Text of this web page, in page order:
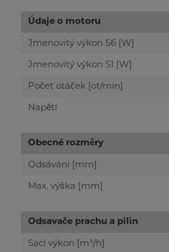
Údaje o motoru
Jmenovitý výkon S6 [W]
Jmenovitý výkon S1 [W]
Počet otáček [ot/min]
Napětí
Obecné rozměry
Odsávání [mm]
Max. výška [mm]
Odsavače prachu a pilin
Sací výkon [m³/h]